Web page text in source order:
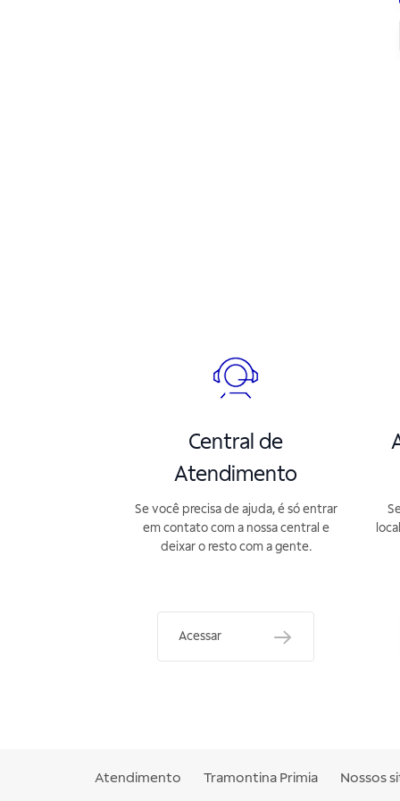
Central de
Atendimento
Se você precisa de ajuda, é só entrar
em contato com a nossa central e
deixar o resto com a gente.
Acessar
Atendimento Tramontina Primia Nossos